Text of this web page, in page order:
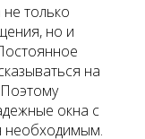
только
но и
на
окна с
необходимым.